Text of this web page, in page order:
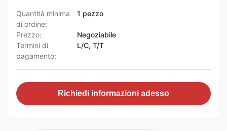
Quantità minima
di ordine:
1 pezzo
Prezzo:
Negoziabile
Termini di
pagamento:
L/C, T/T
Richiedi informazioni adesso